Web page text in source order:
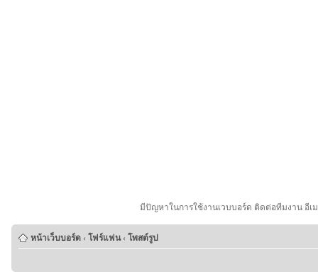
มีปัญหาในการใช้งานเวบบอร์ด ติดต่อทีมงาน อีเ
หน้าเว็บบอร์ด ‹ โฟร์แฟน ‹ โพสต์รูป